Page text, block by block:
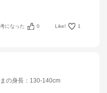
になった 0 Like! 1
の身長 ： 130-140cm